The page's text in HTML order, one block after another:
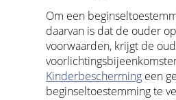
Om een
daarvan is dat de ouder
voorwaarden, krijgt de
Kinderbescherming een
beginseltoestemming te